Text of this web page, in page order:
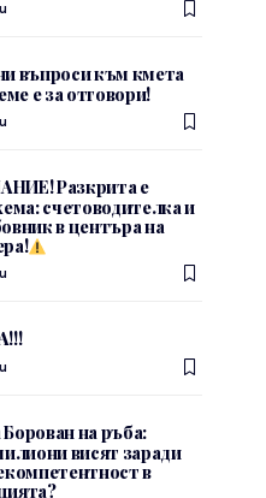
въпроси към кмета
е за отговори!
Разкрита е
счетоводителка и
в центъра на
на ръба:
висят заради
в